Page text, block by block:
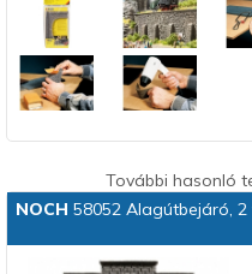
További hasonló
NOCH 58052 Alagútbejáró,